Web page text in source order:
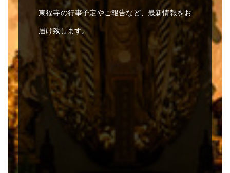
東福寺の行事予定やご報告など、最新情報をお
届け致します。